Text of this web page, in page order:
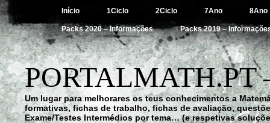
Início 1Ciclo 2Ciclo 7Ano 8Ano
Packs 2020 – Informações Packs 2019 –
Um lugar para melhorares os teus conhecimentos a
formativas, fichas de trabalho, fichas de avaliação,
Exame/Testes Intermédios por tema… (e respetivas